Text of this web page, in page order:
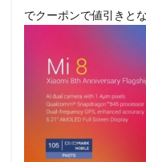
でクーポンで値引きと